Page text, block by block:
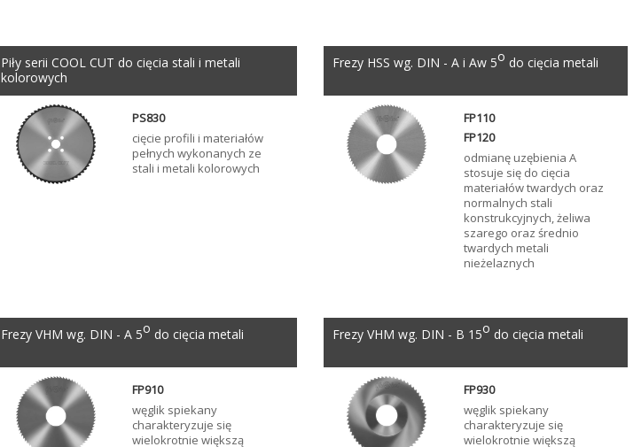
Piły serii COOL CUT do cięcia stali i metali
kolorowych
PS830
cięcie profili i materiałów
pełnych wykonanych ze
stali i metali kolorowych
Frezy HSS wg. DIN - A i Aw 5o do cięcia metali
FP110
FP120
odmianę uzębienia A
stosuje się do cięcia
materiałów twardych oraz
normalnych stali
konstrukcyjnych, żeliwa
szarego oraz średnio
twardych metali
nieżelaznych
Frezy VHM wg. DIN - A 5o do cięcia metali
FP910
węglik spiekany
charakteryzuje się
wielokrotnie większą
Frezy VHM wg. DIN - B 15o do cięcia metali
FP930
węglik spiekany
charakteryzuje się
wielokrotnie większą